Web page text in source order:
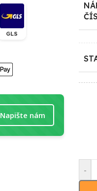
GLS
Napište nám
-